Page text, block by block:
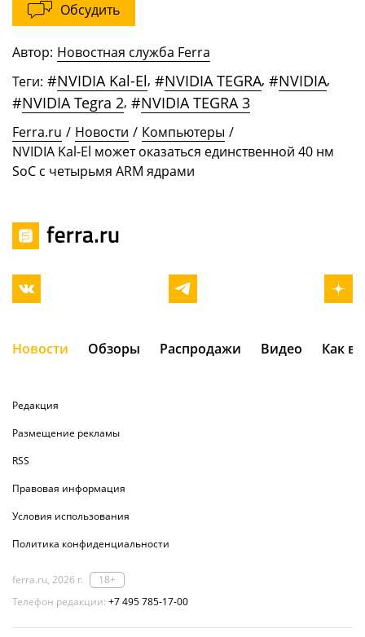
Обсудить
Автор: Новостная служба Ferra
Теги: #NVIDIA Kal-El, #NVIDIA TEGRA, #NVIDIA,
#NVIDIA Tegra 2, #NVIDIA TEGRA 3
Ferra.ru / Новости / Компьютеры /
NVIDIA Kal-El может оказаться единственной 40 нм
SoC с четырьмя ARM ядрами
Новости Обзоры Распродажи Видео Как
Редакция
Размещение рекламы
RSS
Правовая информация
Условия использования
Политика конфиденциальности
ferra.ru, 2026 г.
18+
Телефон редакции: +7 495 785-17-00